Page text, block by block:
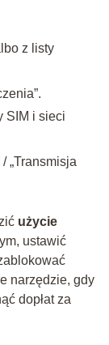
z listy
SIM i sieci
„Transmisja
użycie
ustawić
narzędzie, gdy
dopłat za